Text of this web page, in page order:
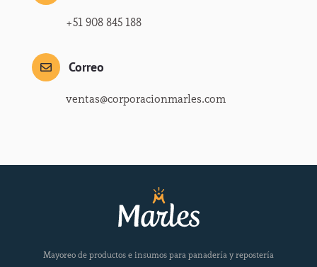
+51 908 845 188
 Correo
ventas@corporacionmarles.com
Mayoreo de productos e insumos para panadería y repostería